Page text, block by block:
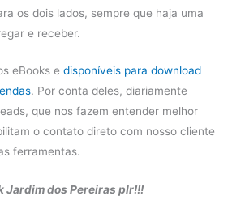
os dois lados, sempre que haja uma
e receber.
eBooks e disponíveis para download
. Por conta deles, diariamente
que nos fazem entender melhor
o contato direto com nosso cliente
ferramentas.
Jardim dos Pereiras plr!!!